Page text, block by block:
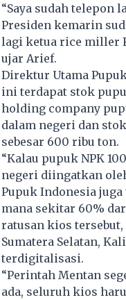
“Saya sudah telepon
Presiden kemarin
lagi ketua rice miller
ujar Arief.
Direktur Utama
ini terdapat stok
holding company
dalam negeri dan
sebesar 600 ribu ton.
“Kalau pupuk NPK
negeri diingatkan
Pupuk Indonesia
mana sekitar 60%
ratusan kios
Sumatera Selatan,
terdigitalisasi.
“Perintah Mentan
ada, seluruh kios